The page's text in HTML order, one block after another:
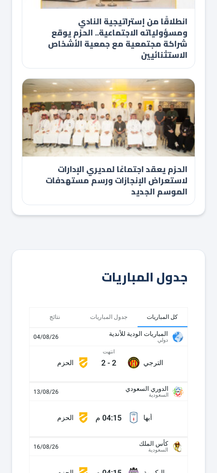
انطلاقًا من إستراتيجية النادي
ومسؤولياته الاجتماعية.. الحزم يوقع
شراكة مجتمعية مع جمعية الأشخاص
الاستثنائيين
الحزم يعقد اجتماعًا لمديري الإدارات
لاستعراض الإنجازات ورسم مستهدفات
الموسم الجديد
جدول المباريات
كل المباريات جدول المباريات نتائج
المباريات الودية للأندية
دولي 04/08/26
الترجي
انتهت
2
-
2 الحزم
الدوري السعودي
السعودية 13/08/26
أبها 04:15 م الحزم
كأس الملك
السعودية 16/08/26